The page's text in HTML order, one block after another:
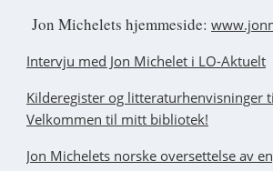
Jon Michelets hjemmeside:
Intervju med Jon Michelet i LO-Aktuelt
Kilderegister og litteraturhenvisninger
Velkommen til mitt bibliotek!
Jon Michelets norske oversettelse av